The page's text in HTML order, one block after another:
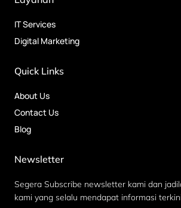
IT Services
Digital Marketing
Quick Links
About Us
Contact Us
Blog
Newsletter
Segera Subscribe newsletter kami dan
kami yang selalu mendapat informasi